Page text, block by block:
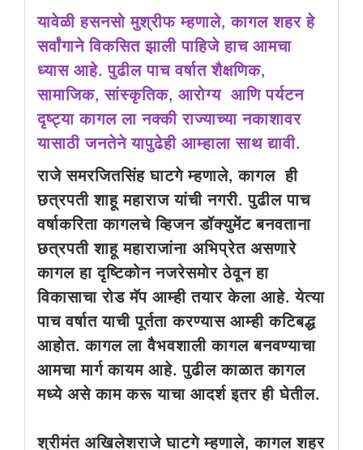
यावेळी हसनसो मुश्रीफ म्हणाले, कागल शहर हे
सर्वांगाने विकसित झाली पाहिजे हाच आमचा
ध्यास आहे. पुढील पाच वर्षात शैक्षणिक,
सामाजिक, सांस्कृतिक, आरोग्य आणि पर्यटन
दृष्ट्या कागल ला नक्की राज्याच्या नकाशावर
यासाठी जनतेने यापुढेही आम्हाला साथ द्यावी.
राजे समरजितसिंह घाटगे म्हणाले, कागल ही
छत्रपती शाहू महाराज यांची नगरी. पुढील पाच
वर्षाकरिता कागलचे व्हिजन डॉक्युमेंट बनवताना
छत्रपती शाहू महाराजांना अभिप्रेत असणारे
कागल हा दृष्टिकोन नजरेसमोर ठेवून हा
विकासाचा रोड मॅप आम्ही तयार केला आहे. येत्या
पाच वर्षात याची पूर्तता करण्यास आम्ही कटिबद्ध
आहोत. कागल ला वैभवशाली कागल बनवण्याचा
आमचा मार्ग कायम आहे. पुढील काळात कागल
मध्ये असे काम करू याचा आदर्श इतर ही घेतील.
श्रीमंत अखिलेशराजे घाटगे म्हणाले, कागल शहर